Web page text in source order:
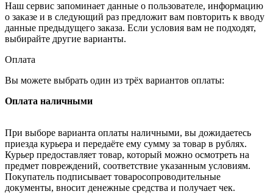
Наш сервис запоминает данные о пользователе, информацию
о заказе и в следующий раз предложит вам повторить к вводу
данные предыдущего заказа. Если условия вам не подходят,
выбирайте другие варианты.
Оплата
Вы можете выбрать один из трёх вариантов оплаты:
Оплата наличными
При выборе варианта оплаты наличными, вы дожидаетесь
приезда курьера и передаёте ему сумму за товар в рублях.
Курьер предоставляет товар, который можно осмотреть на
предмет повреждений, соответствие указанным условиям.
Покупатель подписывает товаросопроводительные
документы, вносит денежные средства и получает чек.